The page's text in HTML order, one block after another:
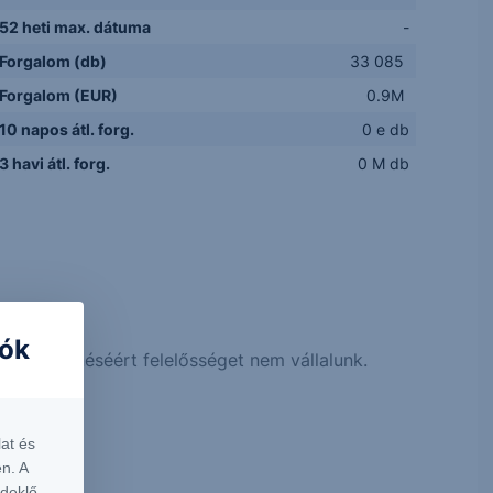
52 heti max. dátuma
-
Forgalom (db)
33 085
Forgalom (EUR)
0.9M
10 napos átl. forg.
0 e db
3 havi átl. forg.
0 M db
felelősséget nem vállalunk.
és
A